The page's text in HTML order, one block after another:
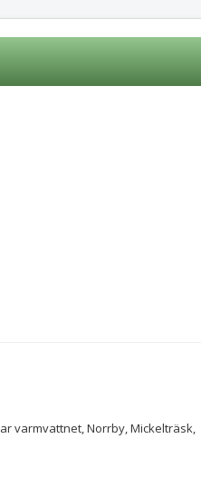
varmvattnet, Norrby, Mickelträsk,